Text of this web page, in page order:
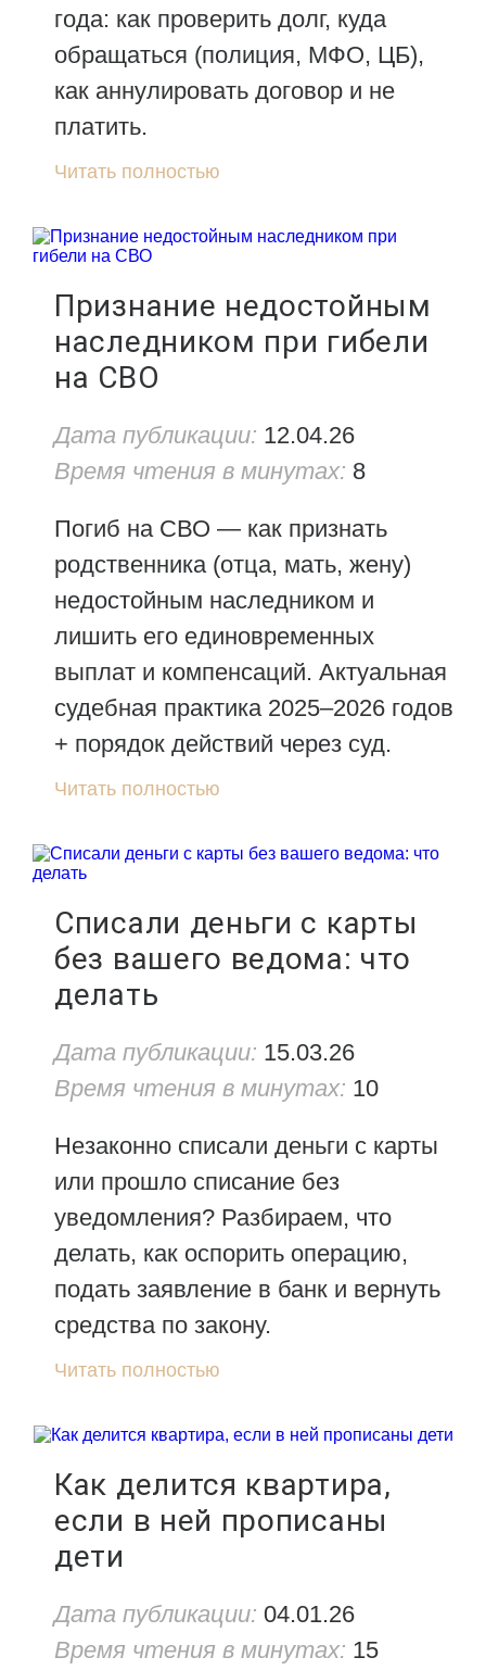
года: как проверить долг, куда
обращаться (полиция, МФО, ЦБ),
как аннулировать договор и не
платить.
Читать полностью
Признание недостойным
наследником при гибели
на СВО
Дата публикации: 12.04.26
Время чтения в минутах: 8
Погиб на СВО — как признать
родственника (отца, мать, жену)
недостойным наследником и
лишить его единовременных
выплат и компенсаций. Актуальная
судебная практика 2025–2026 годов
+ порядок действий через суд.
Читать полностью
Списали деньги с карты
без вашего ведома: что
делать
Дата публикации: 15.03.26
Время чтения в минутах: 10
Незаконно списали деньги с карты
или прошло списание без
уведомления? Разбираем, что
делать, как оспорить операцию,
подать заявление в банк и вернуть
средства по закону.
Читать полностью
Как делится квартира,
если в ней прописаны
дети
Дата публикации: 04.01.26
Время чтения в минутах: 15